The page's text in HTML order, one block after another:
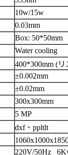
10w/15w
0.03mm
Box: 50*50mm
Water cooling
400*300mm (
±0.002mm
±0.02mm
300x300mm
5 MP
dxf、ppltlt
220V/50Hz